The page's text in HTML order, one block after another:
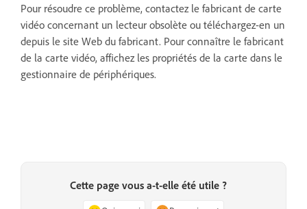
Pour résoudre ce problème, contactez le fabricant de carte
vidéo concernant un lecteur obsolète ou téléchargez-en un
depuis le site Web du fabricant. Pour connaître le fabricant
de la carte vidéo, affichez les propriétés de la carte dans le
gestionnaire de périphériques.
Cette page vous a-t-elle été utile ?